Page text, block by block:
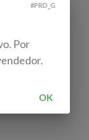
#PRD_G
Por
OK